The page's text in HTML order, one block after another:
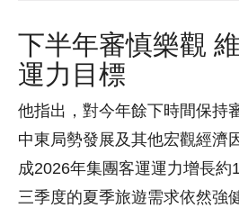
下半年審慎樂觀
運力目標
他指出，對今年餘下時間保持
中東局勢發展及其他宏觀經濟
成2026年集團客運運力增長約
三季度的夏季旅遊需求依然強